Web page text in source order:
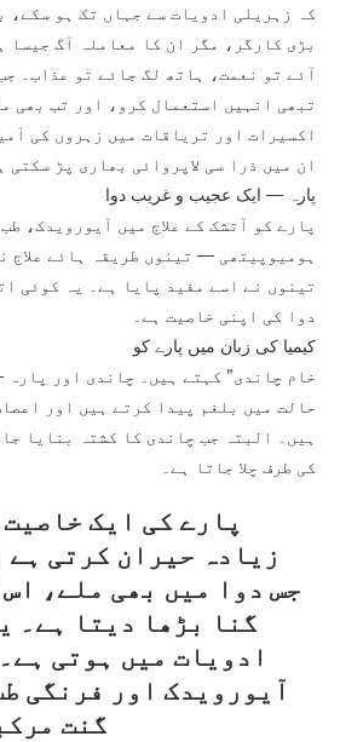
کہ زہریلی ادویات سے جہاں تک ہو سکے،
بڑی کارگر، مگر ان کا معاملہ آگ
آئے تو نعمت، ہاتھ لگ جائے تو عذاب۔
تبھی انہیں استعمال کرو، اور تب بھی
اکسیرات اور تریاقات میں زہروں کی
ان میں ذرا سی لاپروائی بھاری پڑ سکتی
پارہ — ایک عجیب و غریب دوا
پارے کو آتشک کے علاج میں آیورویدک،
ہومیوپیتھی — تینوں طریقہ ہائے علاج
تینوں نے اسے مفید پایا ہے۔ یہ کوئی
دوا کی اپنی خاصیت ہے۔
کیمیا کی زبان میں پارے کو
خام چاندی” کہتے ہیں۔ چاندی اور
حالت میں بلغم پیدا کرتے ہیں اور
ہیں۔ البتہ جب چاندی کا کشتہ بنایا
کی طرف چلا جاتا ہے۔
پارے کی ایک
زیادہ حیران کرتی ہے
جس دوا میں بھی ملے،
گنا بڑھا دیتا ہے۔
ادویات میں ہوتی
آیورویدک اور فرنگی
گنت